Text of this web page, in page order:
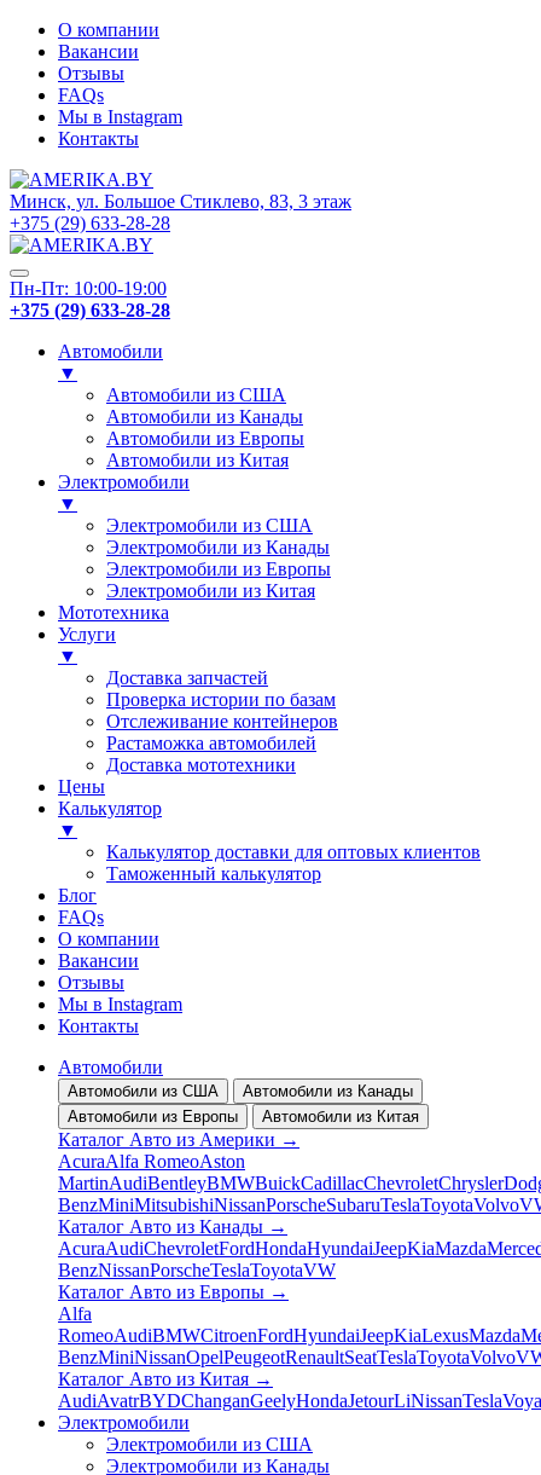
О компании
Вакансии
Отзывы
FAQs
Мы в Instagram
Контакты
Минск, ул. Большое Стиклево, 83, 3 этаж
+375 (29) 633-28-28
Пн-Пт: 10:00-19:00
+375 (29) 633-28-28
Автомобили
▼
Автомобили из США
Автомобили из Канады
Автомобили из Европы
Автомобили из Китая
Электромобили
▼
Электромобили из США
Электромобили из Канады
Электромобили из Европы
Электромобили из Китая
Мототехника
Услуги
▼
Доставка запчастей
Проверка истории по базам
Отслеживание контейнеров
Растаможка автомобилей
Доставка мототехники
Цены
Калькулятор
▼
Калькулятор доставки для оптовых клиентов
Таможенный калькулятор
Блог
FAQs
О компании
Вакансии
Отзывы
Мы в Instagram
Контакты
Автомобили
Автомобили из США
Автомобили из Канады
Автомобили из Европы
Автомобили из Китая
Каталог Авто из Америки →
AcuraAlfa RomeoAston
MartinAudiBentleyBMWBuickCadillacChevroletChrysler
BenzMiniMitsubishiNissanPorscheSubaruTeslaToyotaVolvo
Каталог Авто из Канады →
AcuraAudiChevroletFordHondaHyundaiJeepKiaMazda
BenzNissanPorscheTeslaToyotaVW
Каталог Авто из Европы →
Alfa
RomeoAudiBMWCitroenFordHyundaiJeepKiaLexusMazda
BenzMiniNissanOpelPeugeotRenaultSeatTeslaToyotaVolvo
Каталог Авто из Китая →
AudiAvatrBYDChanganGeelyHondaJetourLiNissanTesla
Электромобили
Электромобили из США
Электромобили из Канады